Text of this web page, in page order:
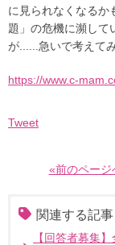
に見られなくなるか
題」の危機に瀕して
が......急いで考えて
https://www.c-
Tweet
«前のページ
関連する記事
【回答者募集